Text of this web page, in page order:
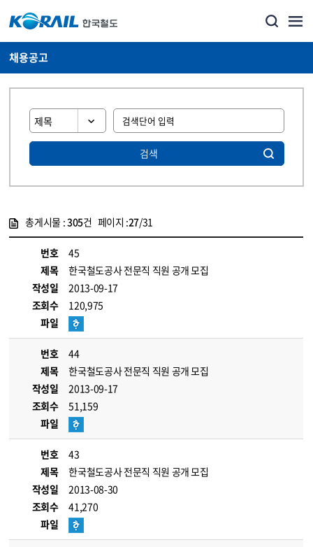
채용공고
검색
총게시물 :305건 페이지 :27/31
번호
45
제목
한국철도공사 전문직 직원 공개 모집
작성일
2013-09-17
조회수
120,975
파일
번호
44
제목
한국철도공사 전문직 직원 공개 모집
작성일
2013-09-17
조회수
51,159
파일
번호
43
제목
한국철도공사 전문직 직원 공개 모집
작성일
2013-08-30
조회수
41,270
파일